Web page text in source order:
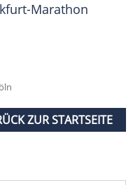
Marathon
ZUR STARTSEITE